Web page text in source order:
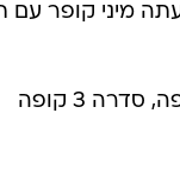
מיני קופר עם
דגמי ב.מ.וו שלא זכו להנחה במחירם הם סדרה 1 שלוש דלתות, קבריולה וקופה, סדרה 3 קופה